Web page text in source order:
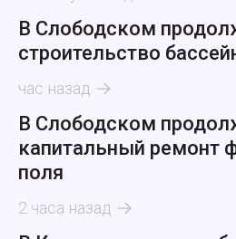
В Слободском
строительство
час назад
В Слободском
капитальный ремонт
поля
2 часа назад